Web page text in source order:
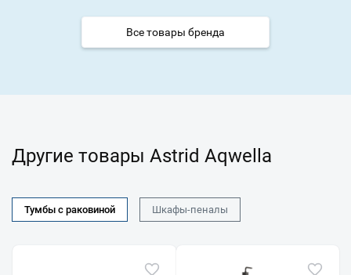
Все товары бренда
Другие товары Astrid Aqwella
Тумбы с раковиной Шкафы-пеналы